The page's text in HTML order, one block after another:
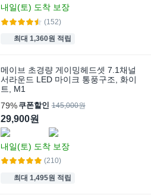
내일(토) 도착 보장
(152)
최대 1,360원 적립
메이브 초경량 게이밍헤드셋 7.1채널
서라운드 LED 마이크 통풍구조, 화이
트, M1
79% 쿠폰할인 145,000원
29,900원
내일(토) 도착 보장
(210)
최대 1,495원 적립